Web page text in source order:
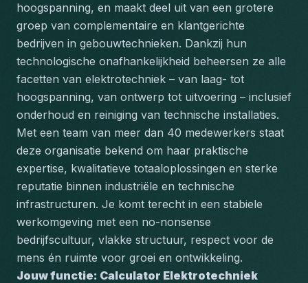
hoogspanning, en maakt deel uit van een grotere
groep van complementaire en klantgerichte
bedrijven in gebouwtechnieken. Dankzij hun
technologische onafhankelijkheid beheersen ze alle
facetten van elektrotechniek – van laag- tot
hoogspanning, van ontwerp tot uitvoering – inclusief
onderhoud en reiniging van technische installaties.
Met een team van meer dan 40 medewerkers staat
deze organisatie bekend om haar praktische
expertise, kwalitatieve totaaloplossingen en sterke
reputatie binnen industriële en technische
infrastructuren. Je komt terecht in een stabiele
werkomgeving met een no-nonsense
bedrijfscultuur, vlakke structuur, respect voor de
mens én ruimte voor groei en ontwikkeling.
Jouw functie: Calculator Elektrotechniek